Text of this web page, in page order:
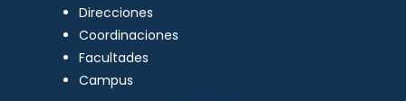
Direcciones
Coordinaciones
Facultades
Campus